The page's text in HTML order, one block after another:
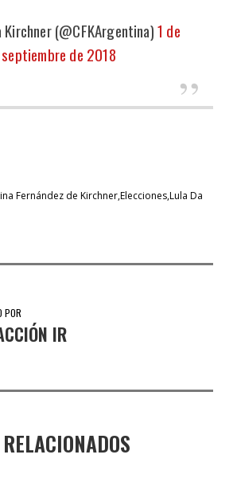
(@CFKArgentina)1 de
septiembre de 2018
Fernández de KirchnerEleccionesLula Da
POR
IR